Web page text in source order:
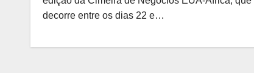
decorre entre os dias 22 e…